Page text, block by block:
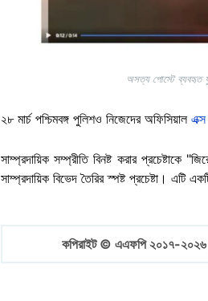
অসত্য পোস্টে ব্যবহৃত
২৮ মার্চ পশ্চিমবঙ্গ পুলিশও নিজেদের অফিসিয়াল
সাম্প্রদায়িক সম্প্রীতি বিনষ্ট করার প্রচেষ্টাকে
সাম্প্রদায়িক বিভেদ তৈরির স্পষ্ট প্রচেষ্টা। এটি
কপিরাইট © এএফপি ২০১৭-